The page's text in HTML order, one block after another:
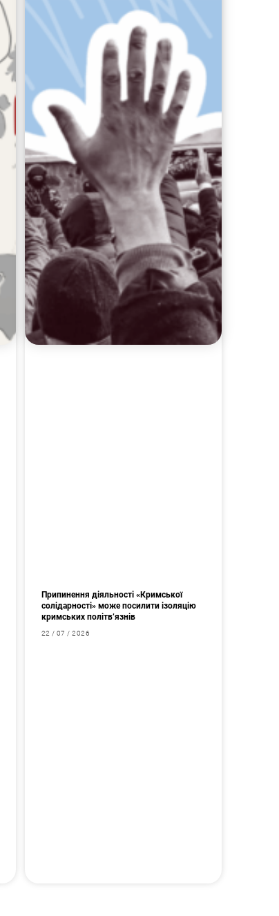
Припинення діяльності «Кримської
солідарності» може посилити ізоляцію
кримських політв’язнів
22 / 07 / 2026